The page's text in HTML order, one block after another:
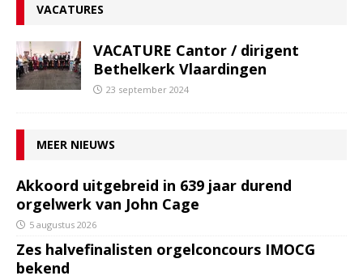
VACATURES
VACATURE Cantor / dirigent
Bethelkerk Vlaardingen
23 september 2024
MEER NIEUWS
Akkoord uitgebreid in 639 jaar durend
orgelwerk van John Cage
5 augustus 2026
Zes halvefinalisten orgelconcours IMOCG
bekend